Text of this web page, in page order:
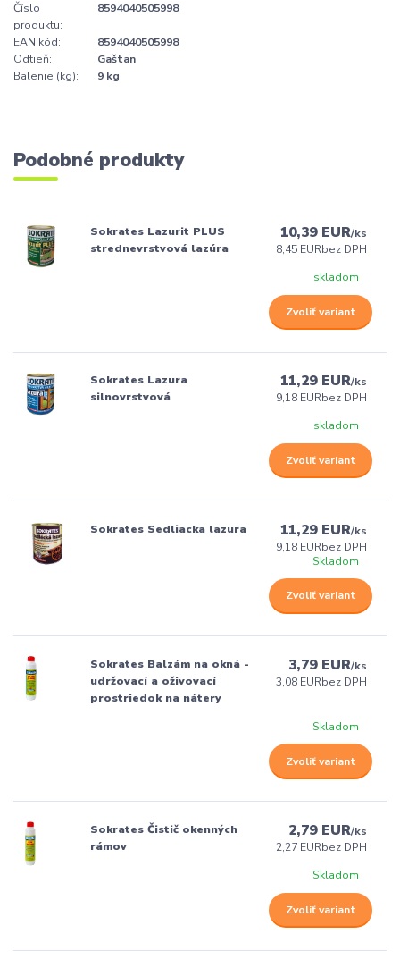
Číslo
produktu:
8594040505998
EAN kód:
8594040505998
Odtieň:
Gaštan
Balenie (kg):
9 kg
Podobné produkty
Sokrates Lazurit PLUS
strednevrstvová lazúra
10,39 EUR/ks
8,45 EURbez DPH
skladom
Zvoliť variant
Sokrates Lazura
silnovrstvová
11,29 EUR/ks
9,18 EURbez DPH
skladom
Zvoliť variant
Sokrates Sedliacka lazura 11,29 EUR/ks
9,18 EURbez DPH
Skladom
Zvoliť variant
Sokrates Balzám na okná -
udržovací a oživovací
prostriedok na nátery
3,79 EUR/ks
3,08 EURbez DPH
Skladom
Zvoliť variant
Sokrates Čistič okenných
rámov
2,79 EUR/ks
2,27 EURbez DPH
Skladom
Zvoliť variant